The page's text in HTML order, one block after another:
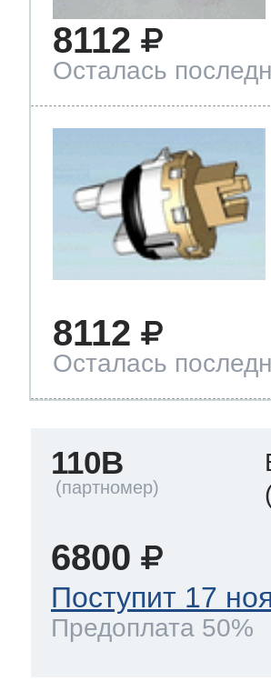
8112
Осталась
8112
Осталась
110B
6800
Поступит 17
Предоплата 50%